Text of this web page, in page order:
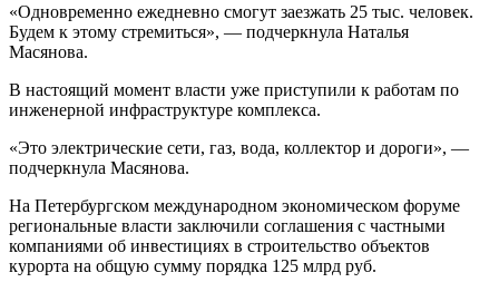
«Одновременно ежедневно смогут заезжать 25 тыс. человек.
Будем к этому стремиться», — подчеркнула Наталья
Масянова.
В настоящий момент власти уже приступили к работам по
инженерной инфраструктуре комплекса.
«Это электрические сети, газ, вода, коллектор и дороги», —
подчеркнула Масянова.
На Петербургском международном экономическом форуме
региональные власти заключили соглашения с частными
компаниями об инвестициях в строительство объектов
курорта на общую сумму порядка 125 млрд руб.